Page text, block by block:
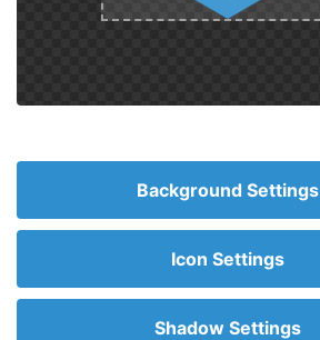
Background Settings
Icon Settings
Shadow Settings